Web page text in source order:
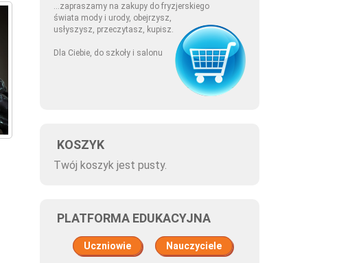
...zapraszamy na zakupy do fryzjerskiego
świata mody i urody, obejrzysz,
usłyszysz, przeczytasz, kupisz.
Dla Ciebie, do szkoły i salonu
KOSZYK
Twój koszyk jest pusty.
PLATFORMA EDUKACYJNA
Uczniowie Nauczyciele